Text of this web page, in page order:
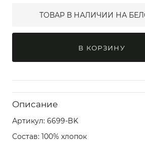
ТОВАР В НАЛИЧИИ НА
В КОРЗИНУ
Описание
Артикул: 6699-BK
Состав: 100% хлопок